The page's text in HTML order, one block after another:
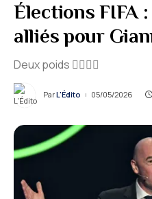
Élections FIFA
alliés pour
Deux poids 🏋️‍♂️🏋️‍♂️
ParL'Édito 05/05/2026